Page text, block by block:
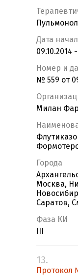
Дата
09.10.2014
Номер и
№ 559 от
Милан
Города
Москва,
Саратов,
Фаза КИ
13.
Протокол